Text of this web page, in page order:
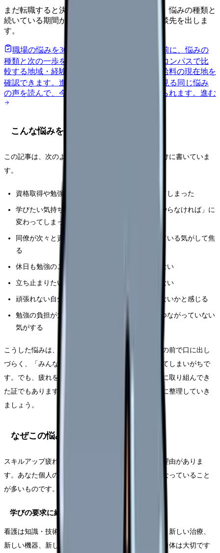
まだ転職すると決めていなくても大丈夫です。悩みの種類と
続いている期間から、次に見るべき記事と相談先を出しま
す。
職場の悩みを30秒で診断
辞めるべきか迷う前に、悩みの
種類と次の一歩を整理します。
給料コンパスで比
較する地域・経験年数・施設形態から、今の給料の現在地を
確認できます。 進む 匿名掲示板で本音を見る 同じ悩み
の声を読んで、今の職場だけの問題か確かめられます。 進む
こんな悩みを持つ看護師さんへ
この記事は、次のような悩みを抱える看護師さん向けに書いていま
す。
資格取得や勉強会、研修に追われて、もう疲れてしまった
学びたい気持ちはあったのに、いつの間にか「やらなければ」に
変わってしまった
同僚が次々と資格を取り、自分だけ取り残されている気がして焦
る
休日も勉強のことが頭から離れず、心が休まらない
立ち止まりたいが、置いていかれる不安で休めない
頑張れない自分は看護師に向いていないのではないかと感じる
勉強の負担が大きいのに、それが評価や手当につながっていない
気がする
こうした悩みは、「看護師は一生勉強」という言葉の前で口に出し
づらく、「みんな頑張っているのに」と自分を責めてしまいがちで
す。でも、疲れを感じているのは、あなたが真面目に取り組んでき
た証でもあります。まずは、なぜ疲れるのかを一緒に整理していき
ましょう。
なぜこの悩みが生まれるのか
スキルアップ疲れが生まれる背景には、いくつかの理由がありま
す。あなた個人の問題ではなく、構造的な要因が重なっていること
が多いものです。
学びの要求に終わりが見えない
看護は知識・技術の更新が求められ続ける仕事です。新しい治療、
新しい機器、新しいガイドライン。学び続けること自体は大切です